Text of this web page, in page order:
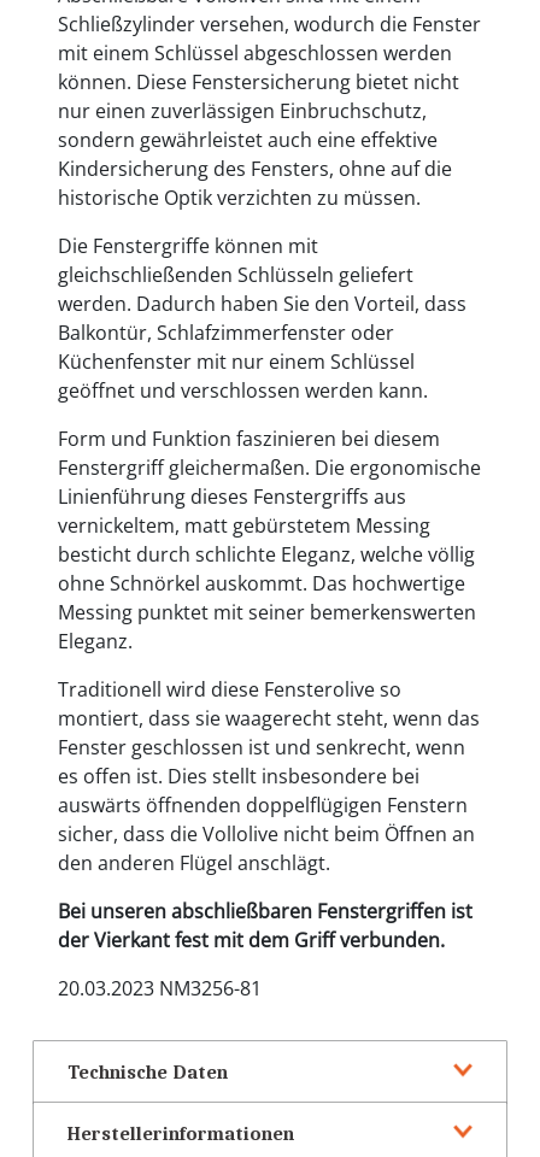
Schließzylinder versehen, wodurch die Fenster
mit einem Schlüssel abgeschlossen werden
können. Diese Fenstersicherung bietet nicht
nur einen zuverlässigen Einbruchschutz,
sondern gewährleistet auch eine effektive
Kindersicherung des Fensters, ohne auf die
historische Optik verzichten zu müssen.
Die Fenstergriffe können mit
gleichschließenden Schlüsseln geliefert
werden. Dadurch haben Sie den Vorteil, dass
Balkontür, Schlafzimmerfenster oder
Küchenfenster mit nur einem Schlüssel
geöffnet und verschlossen werden kann.
Form und Funktion faszinieren bei diesem
Fenstergriff gleichermaßen. Die ergonomische
Linienführung dieses Fenstergriffs aus
vernickeltem, matt gebürstetem Messing
besticht durch schlichte Eleganz, welche völlig
ohne Schnörkel auskommt. Das hochwertige
Messing punktet mit seiner bemerkenswerten
Eleganz.
Traditionell wird diese Fensterolive so
montiert, dass sie waagerecht steht, wenn das
Fenster geschlossen ist und senkrecht, wenn
es offen ist. Dies stellt insbesondere bei
auswärts öffnenden doppelflügigen Fenstern
sicher, dass die Vollolive nicht beim Öffnen an
den anderen Flügel anschlägt.
Bei unseren abschließbaren Fenstergriffen ist
der Vierkant fest mit dem Griff verbunden.
20.03.2023 NM3256-81
Technische Daten
Herstellerinformationen